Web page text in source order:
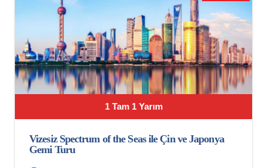
1 Tam 1 Yarım
Vizesiz Spectrum of the Seas ile Çin ve Japonya
Gemi Turu